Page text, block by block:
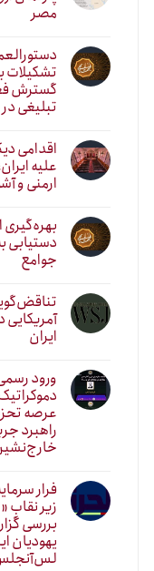
مصر
تشکیلات
گسترش
تبلیغی در
اقدامی
علیه
ارمنی و
بهره‌گیری
دستیابی
جوامع
آمریکایی
ایران
ورود
عرصه
راهبرد
فرار
زیر نقابِ
بررسی
یهودیان